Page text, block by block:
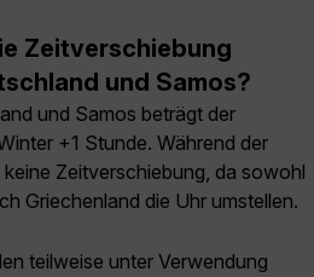
Zeitverschiebung
und Samos?
und Samos beträgt der
+1 Stunde. Während der
Zeitverschiebung, da sowohl
Griechenland die Uhr umstellen.
teilweise unter Verwendung